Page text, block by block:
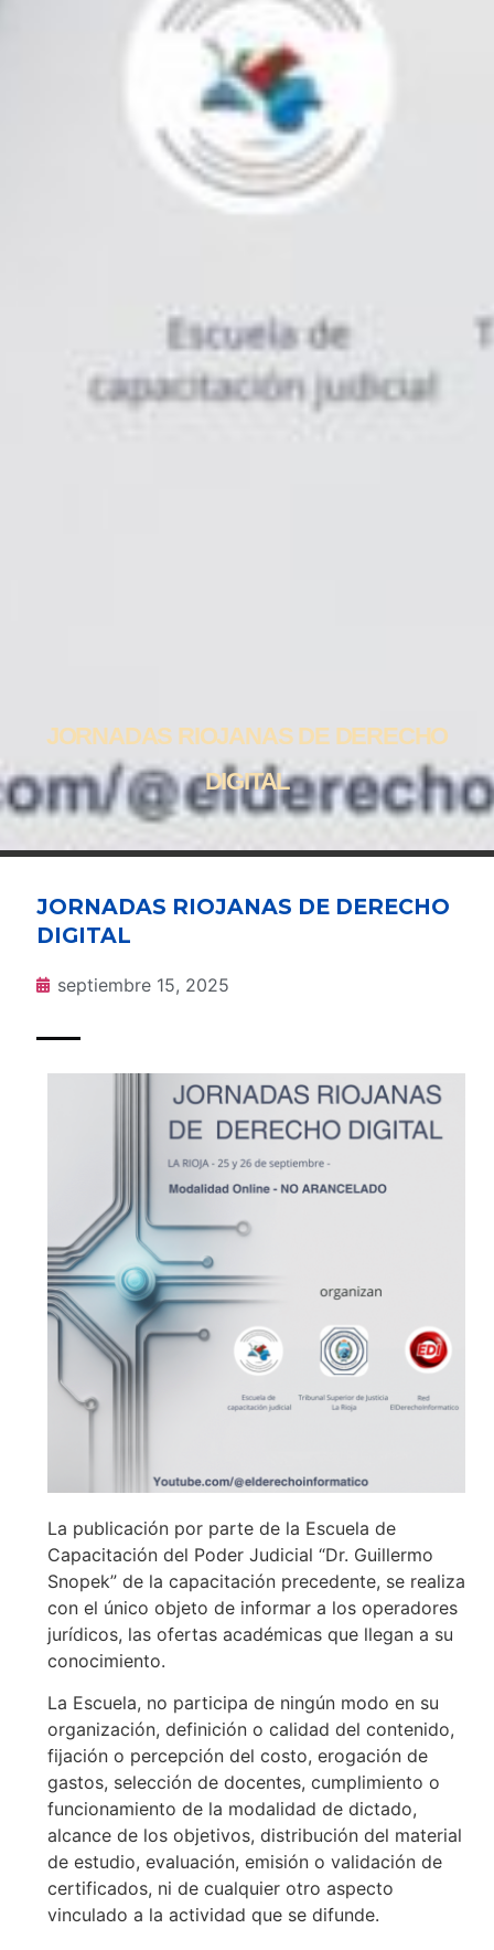
JORNADAS RIOJANAS DE DERECHO
DIGITAL
JORNADAS RIOJANAS DE DERECHO
DIGITAL
septiembre 15, 2025
La publicación por parte de la Escuela de
Capacitación del Poder Judicial “Dr. Guillermo
Snopek” de la capacitación precedente, se realiza
con el único objeto de informar a los operadores
jurídicos, las ofertas académicas que llegan a su
conocimiento.
La Escuela, no participa de ningún modo en su
organización, definición o calidad del contenido,
fijación o percepción del costo, erogación de
gastos, selección de docentes, cumplimiento o
funcionamiento de la modalidad de dictado,
alcance de los objetivos, distribución del material
de estudio, evaluación, emisión o validación de
certificados, ni de cualquier otro aspecto
vinculado a la actividad que se difunde.